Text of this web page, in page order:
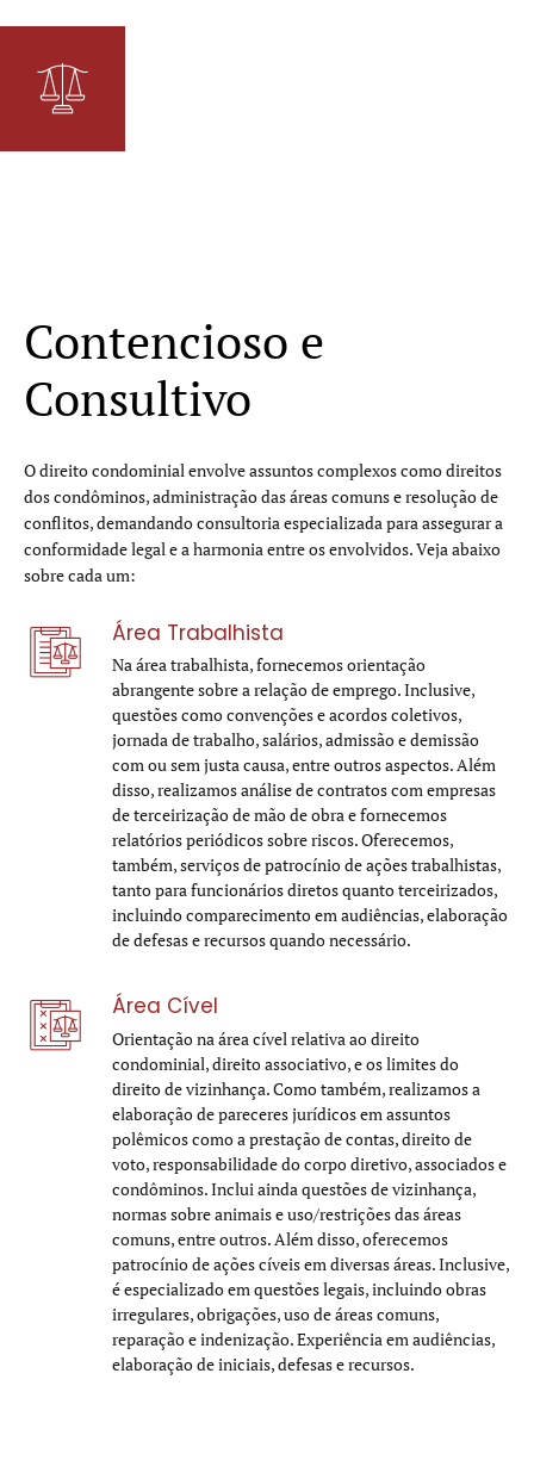
Contencioso e
Consultivo
O direito condominial envolve assuntos complexos como direitos
dos condôminos, administração das áreas comuns e resolução de
conflitos, demandando consultoria especializada para assegurar a
conformidade legal e a harmonia entre os envolvidos. Veja abaixo
sobre cada um:
Área Trabalhista
Na área trabalhista, fornecemos orientação
abrangente sobre a relação de emprego. Inclusive,
questões como convenções e acordos coletivos,
jornada de trabalho, salários, admissão e demissão
com ou sem justa causa, entre outros aspectos. Além
disso, realizamos análise de contratos com empresas
de terceirização de mão de obra e fornecemos
relatórios periódicos sobre riscos. Oferecemos,
também, serviços de patrocínio de ações trabalhistas,
tanto para funcionários diretos quanto terceirizados,
incluindo comparecimento em audiências, elaboração
de defesas e recursos quando necessário.
Área Cível
Orientação na área cível relativa ao direito
condominial, direito associativo, e os limites do
direito de vizinhança. Como também, realizamos a
elaboração de pareceres jurídicos em assuntos
polêmicos como a prestação de contas, direito de
voto, responsabilidade do corpo diretivo, associados e
condôminos. Inclui ainda questões de vizinhança,
normas sobre animais e uso/restrições das áreas
comuns, entre outros. Além disso, oferecemos
patrocínio de ações cíveis em diversas áreas. Inclusive,
é especializado em questões legais, incluindo obras
irregulares, obrigações, uso de áreas comuns,
reparação e indenização. Experiência em audiências,
elaboração de iniciais, defesas e recursos.